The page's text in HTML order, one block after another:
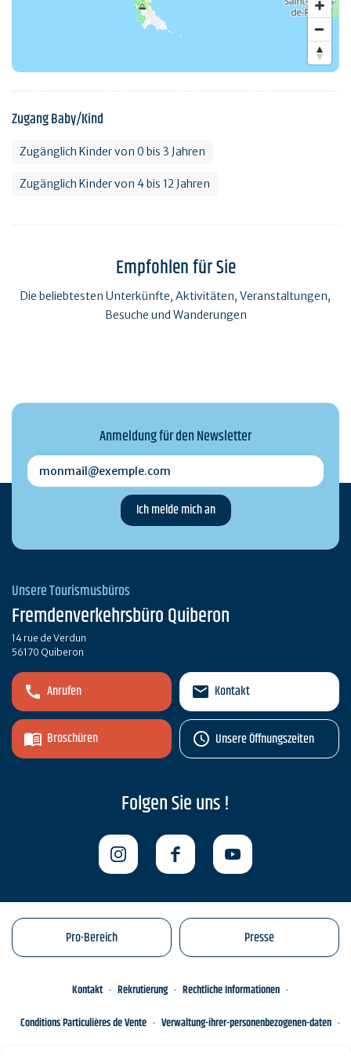
Zugang Baby/Kind
Zugänglich Kinder von 0 bis 3 Jahren
Zugänglich Kinder von 4 bis 12 Jahren
Empfohlen für Sie
Die beliebtesten Unterkünfte, Aktivitäten, Veranstaltungen,
Besuche und Wanderungen
Anmeldung für den Newsletter
monmail@exemple.com
Unsere Tourismusbüros
Fremdenverkehrsbüro Quiberon
14 rue de Verdun
56170 Quiberon
Anrufen
Broschüren
Kontakt
Unsere Öffnungszeiten
Folgen Sie uns !
Pro-Bereich Presse
Kontakt Rekrutierung
Rechtliche Informationen
Conditions Particulières de Vente
Verwaltung-ihrer-personenbezogenen-daten